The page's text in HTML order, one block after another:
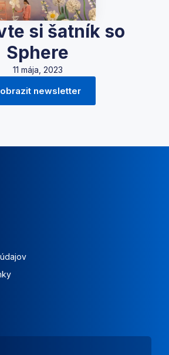
si šatník so
Sphere
11 mája, 2023
newsletter